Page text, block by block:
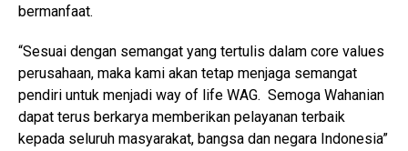
bermanfaat.
“Sesuai dengan semangat yang tertulis dalam core values
perusahaan, maka kami akan tetap menjaga semangat
pendiri untuk menjadi way of life WAG. Semoga Wahanian
dapat terus berkarya memberikan pelayanan terbaik
kepada seluruh masyarakat, bangsa dan negara Indonesia”